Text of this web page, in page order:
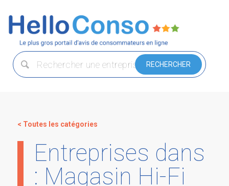
< Toutes les catégories
Entreprises dans
: Magasin Hi-Fi